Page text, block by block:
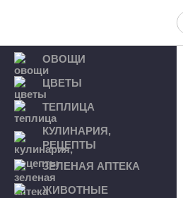
ОВОЩИ
ЦВЕТЫ
ТЕПЛИЦА
КУЛИНАРИЯ,
РЕЦЕПТЫ
ЗЕЛЕНАЯ АПТЕКА
ЖИВОТНЫЕ